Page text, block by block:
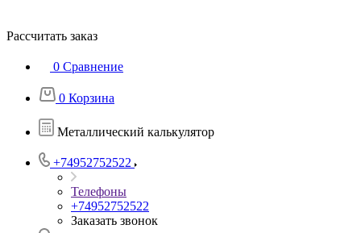
Рассчитать заказ
0 Сравнение
0 Корзина
Металлический калькулятор
+74952752522
Телефоны
+74952752522
Заказать звонок